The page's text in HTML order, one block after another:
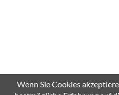
Wenn Sie Cookies